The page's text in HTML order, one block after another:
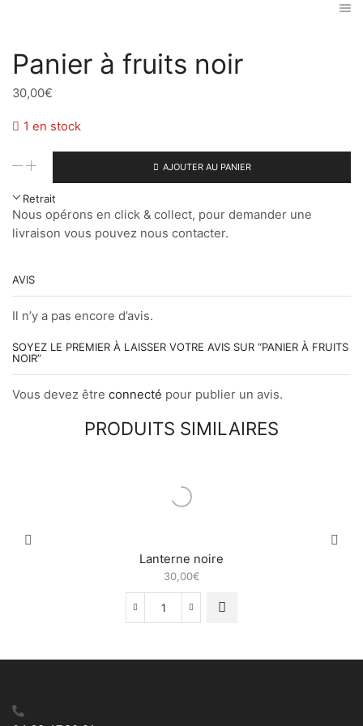
Panier à fruits noir
30,00€
1 en stock
quantité
Panier
à
noir
AJOUTER AU PANIER
Retrait
Nous opérons en click & collect, pour demander une
livraison vous pouvez nous contacter.
AVIS
Il n’y a pas encore d’avis.
SOYEZ LE PREMIER À LAISSER VOTRE AVIS SUR “PANIER À FRUITS
NOIR”
Vous devez être connecté pour publier un avis.
PRODUITS SIMILAIRES
Lanterne noire
30,00€
quantité
noire